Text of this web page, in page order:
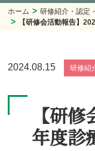
ホーム
研修紹介・認定
【研修会活動報告】
2024.08.15 研修紹
【研
年度診